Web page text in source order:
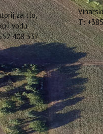
za tlo,
i vodu
408 337
T:
OF